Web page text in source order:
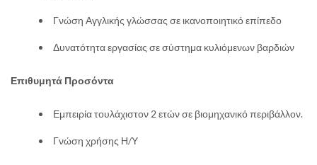
Γνώση Αγγλικής γλώσσας σε ικανοποιητικό επίπεδο
Δυνατότητα εργασίας σε σύστημα κυλιόμενων βαρδιών
Επιθυμητά Προσόντα
Εμπειρία τουλάχιστον 2 ετών σε βιομηχανικό περιβάλλον.
Γνώση χρήσης Η/Υ